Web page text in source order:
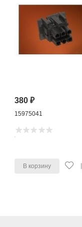
380₽
15975041
В корзину